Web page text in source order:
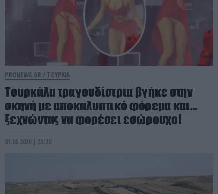
PRONEWS.GR / ΤΟΥΡΚΙΑ
Τουρκάλα τραγουδίστρια βγήκε στην
σκηνή με αποκαλυπτικό φόρεμα και…
ξεχνώντας να φορέσει εσώρουχο!
01.08.2026 | 23:20